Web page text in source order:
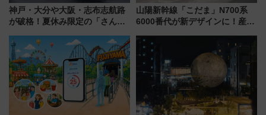
神戸・大分や大阪・志布志航路
が破格！夏休み限定の「さんふ
ート 夕朝食ビュッフェ付きで
快適な船旅はいかが？
山陽新幹線「こだま」N700系
6000番代が新デザインに！産学
用は今冬から